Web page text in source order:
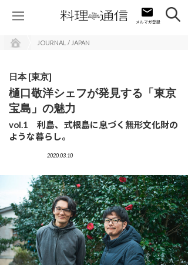
JOURNAL / JAPAN
日本 [東京]
樋口敬洋シェフが発見する「東京
宝島」の魅力
vol.1 利島、式根島に息づく無形文化財の
ような暮らし。
2020.03.10